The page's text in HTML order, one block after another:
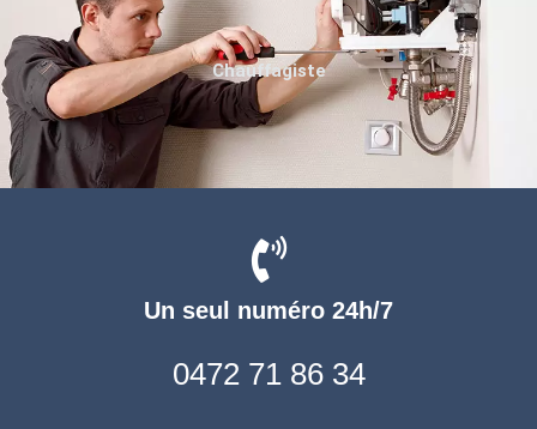
Un seul numéro 24h/7
0472 71 86 34
Chauffagiste